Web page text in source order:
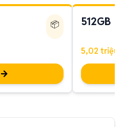
📦 512GB
5,02 triệu